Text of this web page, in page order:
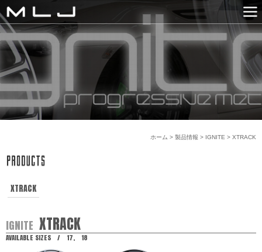
MLJ / Lexani(レク
PRODUCTS
GALLERY
COMPANY
HISTORY
CONTACT US
LINK
XTRACK
IGNITE >
製品情報 >
ホーム >
XTRACK
IGNITE XTRACK
AVAILABLE SIZES / 17, 18